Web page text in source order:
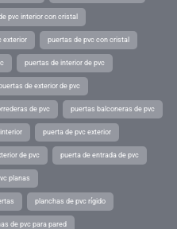
pvc interior con cristal
exterior puertas de pvc con cristal
puertas de interior de pvc
de exterior de pvc
de pvc puertas balconeras de pvc
puerta de pvc exterior
de pvc puerta de entrada de pvc
planas
planchas de pvc rígido
de pvc para pared